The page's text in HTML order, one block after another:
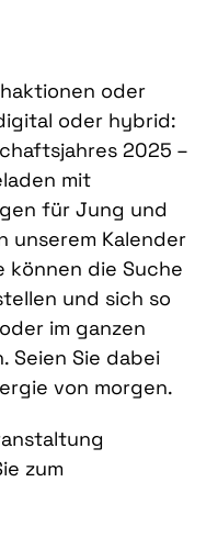
oder
oder hybrid:
2025 –
mit
für Jung und
unserem Kalender
können die Suche
und sich so
im ganzen
Seien Sie dabei
von morgen.
zum